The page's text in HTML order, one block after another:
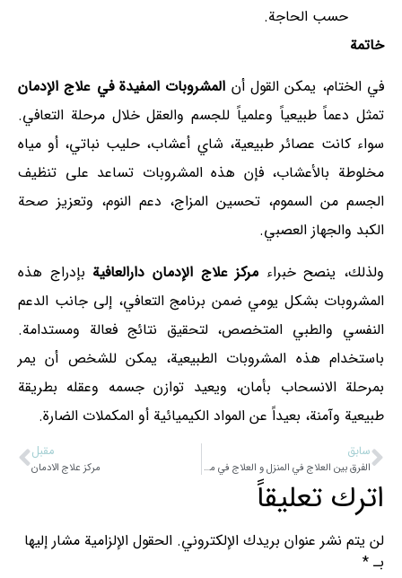
حسب الحاجة.
خاتمة
في الختام، يمكن القول أن المشروبات المفيدة في علاج الإدمان
تمثل دعماً طبيعياً وعلمياً للجسم والعقل خلال مرحلة التعافي.
سواء كانت عصائر طبيعية، شاي أعشاب، حليب نباتي، أو مياه
مخلوطة بالأعشاب، فإن هذه المشروبات تساعد على تنظيف
الجسم من السموم، تحسين المزاج، دعم النوم، وتعزيز صحة
الكبد والجهاز العصبي.
ولذلك، ينصح خبراء مركز علاج الإدمان دارالعافية بإدراج هذه
المشروبات بشكل يومي ضمن برنامج التعافي، إلى جانب الدعم
النفسي والطبي المتخصص، لتحقيق نتائج فعالة ومستدامة.
باستخدام هذه المشروبات الطبيعية، يمكن للشخص أن يمر
بمرحلة الانسحاب بأمان، ويعيد توازن جسمه وعقله بطريقة
طبيعية وآمنة، بعيداً عن المواد الكيميائية أو المكملات الضارة.
سابق
الفرق بين العلاج في المنزل و العلاج في مراكز علاج الإدمان
مقبل
مرکز علاج الادمان
اترك تعليقاً
لن يتم نشر عنوان بريدك الإلكتروني. الحقول الإلزامية مشار إليها
بـ *